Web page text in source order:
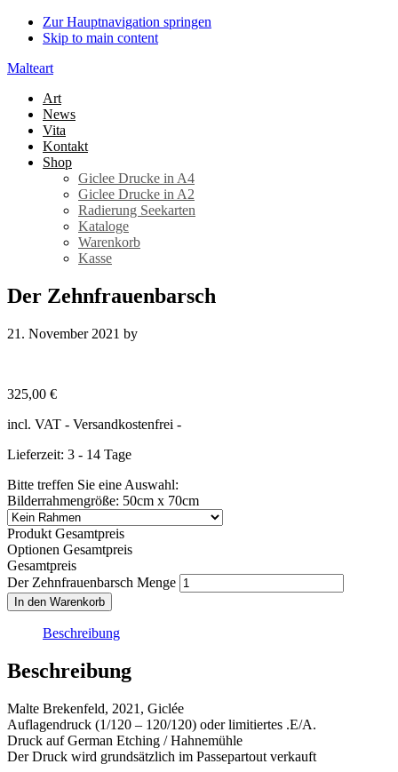
Zur Hauptnavigation springen
Skip to main content
Malteart
Art
News
Vita
Kontakt
Shop
Giclee Drucke in A4
Giclee Drucke in A2
Radierung Seekarten
Kataloge
Warenkorb
Kasse
Der Zehnfrauenbarsch
21. November 2021 by
325,00 €
incl. VAT - Versandkostenfrei -
Lieferzeit: 3 - 14 Tage
Bitte treffen Sie eine Auswahl:
Bilderrahmengröße: 50cm x 70cm
Produkt Gesamtpreis
Optionen Gesamtpreis
Gesamtpreis
Der Zehnfrauenbarsch Menge
In den Warenkorb
Beschreibung
Beschreibung
Malte Brekenfeld, 2021, Giclée
Auflagendruck (1/120 – 120/120) oder limitiertes .E/A.
Druck auf German Etching / Hahnemühle
Der Druck wird grundsätzlich im Passepartout verkauft